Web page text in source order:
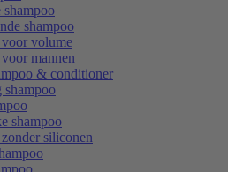
shampoo
voor volume
mannen
& conditioner
shampoo
siliconen